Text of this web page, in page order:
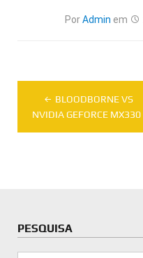
PorAdmin em
Navegação
de
Post
BLOODBORNE VS
NVIDIA GEFORCE MX330
PESQUISA